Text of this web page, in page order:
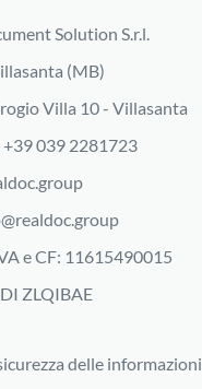
Solution S.r.l.
(MB)
Villa 10 - Villasanta
+39 039 2281723
e CF: 11615490015
ZLQIBAE
delle informazioni